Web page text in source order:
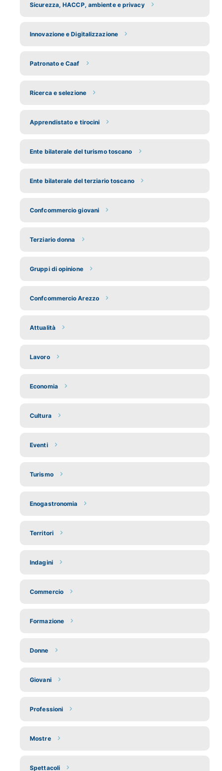
Sicurezza, HACCP, ambiente e privacy
Innovazione e Digitalizzazione
Patronato e Caaf
Ricerca e selezione
Apprendistato e tirocini
Ente bilaterale del turismo toscano
Ente bilaterale del terziario toscano
Confcommercio giovani
Terziario donna
Gruppi di opinione
Confcommercio Arezzo
Attualità
Lavoro
Economia
Cultura
Eventi
Turismo
Enogastronomia
Territori
Indagini
Commercio
Formazione
Donne
Giovani
Professioni
Mostre
Spettacoli